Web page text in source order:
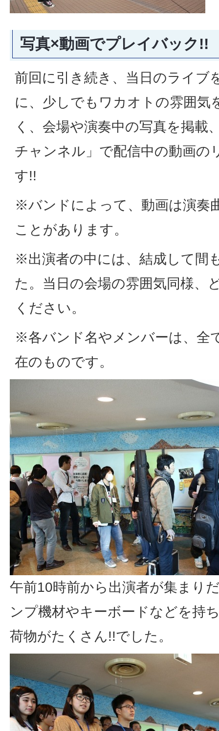
写真×動画でプレイバック!!
前回に引き続き、当日のライブ
に、少しでもワカオトの雰囲気
く、会場や演奏中の写真を掲載
チャンネル」で配信中の動画の
す!!
※バンドによって、動画は演奏
ことがあります。
※出演者の中には、結成して間
た。当日の会場の雰囲気同様、
ください。
※各バンド名やメンバーは、全
在のものです。
午前10時前から出演者が集まり
ンプ機材やキーボードなどを持
荷物がたくさん!!でした。